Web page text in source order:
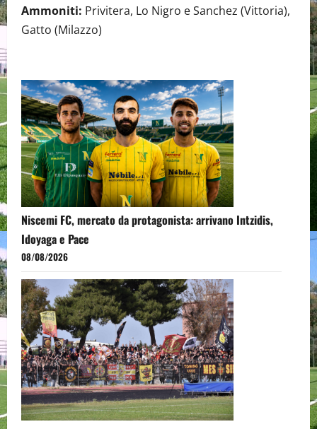
Ammoniti: Privitera, Lo Nigro e Sanchez (Vittoria),
Gatto (Milazzo)
Niscemi FC, mercato da protagonista: arrivano Intzidis,
Idoyaga e Pace
08/08/2026